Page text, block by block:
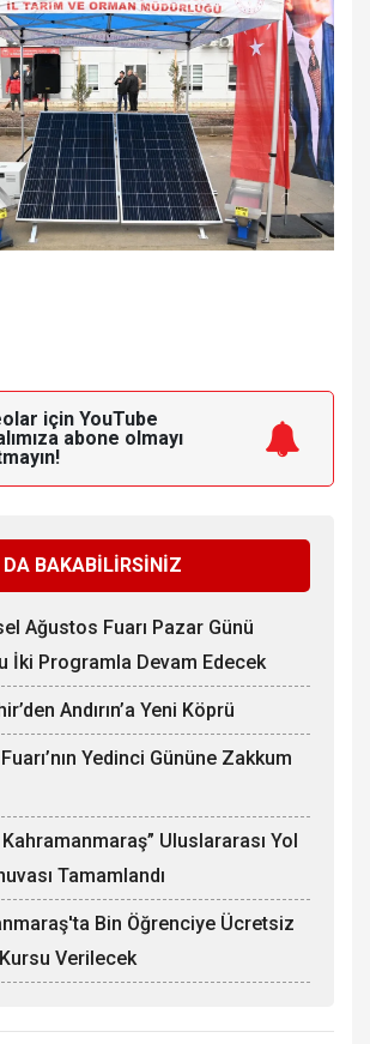
için YouTube
abone olmayı
DA BAKABİLİRSİNİZ
Ağustos Fuarı Pazar Günü
İki Programla Devam Edecek
Andırın’a Yeni Köprü
Yedinci Gününe Zakkum
Uluslararası Yol
Tamamlandı
Bin Öğrenciye Ücretsiz
Verilecek